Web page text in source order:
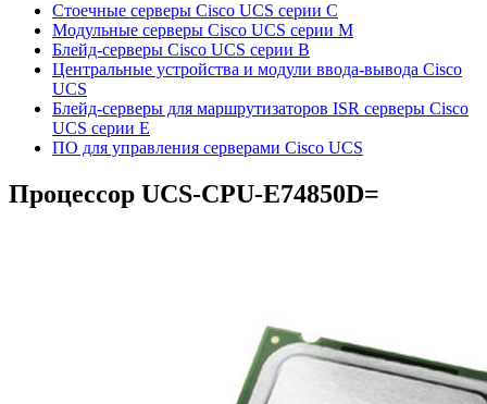
Стоечные серверы Cisco UCS серии C
Модульные серверы Cisco UCS серии M
Блейд-серверы Cisco UCS серии B
Центральные устройства и модули ввода-вывода Cisco
UCS
Блейд-серверы для маршрутизаторов ISR серверы Cisco
UCS серии E
ПО для управления серверами Cisco UCS
Процессор UCS-CPU-E74850D=